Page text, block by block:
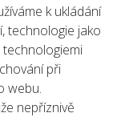
k ukládání
technologie jako
při
webu.
nepříznivě